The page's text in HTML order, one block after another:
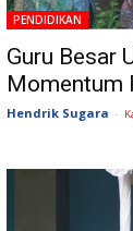
PENDIDIKAN
Guru Besar
Momentum
Hendrik Sugara -